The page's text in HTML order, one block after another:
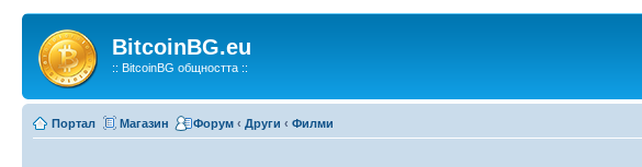
BitcoinBG.eu
:: BitcoinBG общността ::
Портал Магазин Форум ‹ Други ‹ Филми